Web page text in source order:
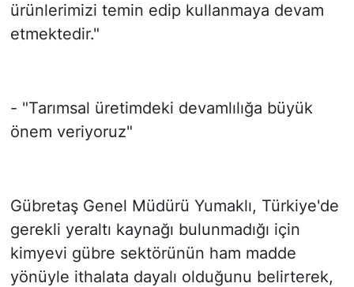
ürünlerimizi temin edip kullanmaya devam
etmektedir."
- "Tarımsal üretimdeki devamlılığa büyük
önem veriyoruz"
Gübretaş Genel Müdürü Yumaklı, Türkiye'de
gerekli yeraltı kaynağı bulunmadığı için
kimyevi gübre sektörünün ham madde
yönüyle ithalata dayalı olduğunu belirterek,